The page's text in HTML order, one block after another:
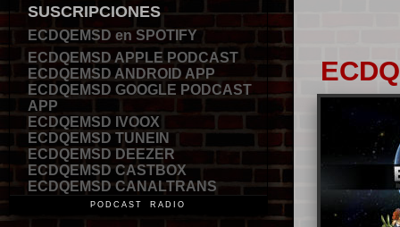
SUSCRIPCIONES
ECDQEMSD en SPOTIFY
ECDQEMSD APPLE PODCAST
ECDQEMSD ANDROID APP
ECDQEMSD GOOGLE PODCAST
APP
ECDQEMSD IVOOX
ECDQEMSD TUNEIN
ECDQEMSD DEEZER
ECDQEMSD CASTBOX
ECDQEMSD CANALTRANS
PODCAST RADIO